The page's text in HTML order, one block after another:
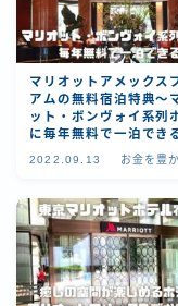
マリオットアメックス
アムの無料宿泊特典～
ット・ボンヴォイ系列
に毎年無料で一泊でき
2022.09.13 お金を豊